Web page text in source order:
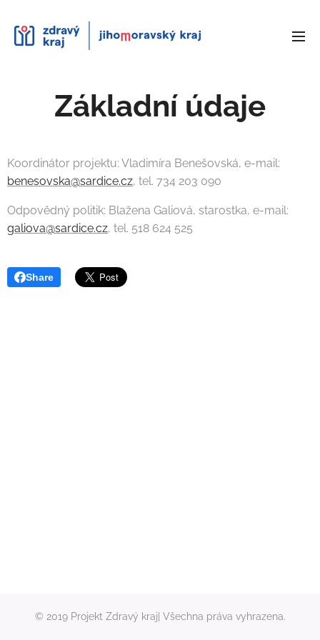
Základní údaje
Koordinátor projektu: Vladimíra Benešovská, e-mail:
benesovska@sardice.cz, tel. 734 203 090
Odpovědný politik: Blažena Galiová, starostka, e-mail:
galiova@sardice.cz, tel. 518 624 525
Share
© 2019 Projekt Zdravý kraj| Všechna práva vyhrazena.